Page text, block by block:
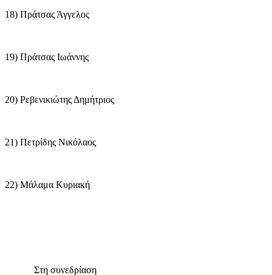
18) Πράτσας Άγγελος
19) Πράτσας Ιωάννης
20) Ρεβενικιώτης Δημήτριος
21) Πετρίδης Νικόλαος
22) Μάλαμα Κυριακή
Στη συνεδρίαση